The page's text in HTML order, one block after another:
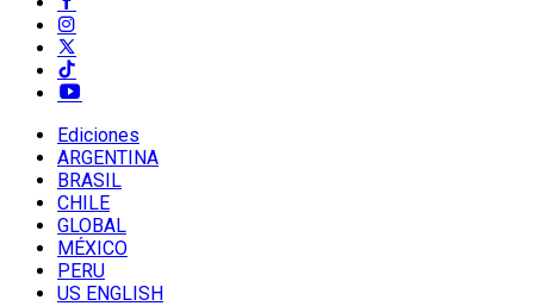
Ediciones
ARGENTINA
BRASIL
CHILE
GLOBAL
MÉXICO
PERU
US ENGLISH